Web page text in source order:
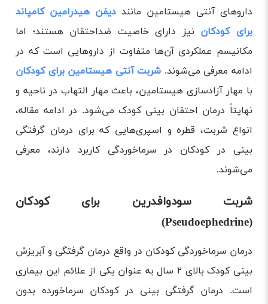
دارو‌های آنتی‌ هیستامین مانند دیفن هیدرامین کامپاند
برای کودکان نیز دارای خاصیت ضداحتقان هستند؛ اما
مکانیسم عملکردی آن‌ها متفاوت از دارو‌هایی است که در
ادامه معرفی می‌شوند. شربت آنتی ‌هیستامین برای کودکان
با مهار آزادسازی هیستامین، باعث مهار التهاب در ناحیه و
نهایتاً درمان احتقان بینی کودک می‌شود. در ادامه مقاله،
انواع شربت، قطره و اسپری‌هایی که برای درمان گرفتگی
بینی در کودکان در سرماخوردگی کاربرد دارند، معرفی
می‌شوند.
شربت سودوافدرین برای کودکان
(Pseudoephedrine)
درمان سرماخوردگی کودکان در واقع درمان گرفتگی و آبریزش
بینی کودک بالای ۲ سال به عنوان یکی از علائم این بیماری
است. درمان گرفتگی بینی در کودکان سرماخورده بدون